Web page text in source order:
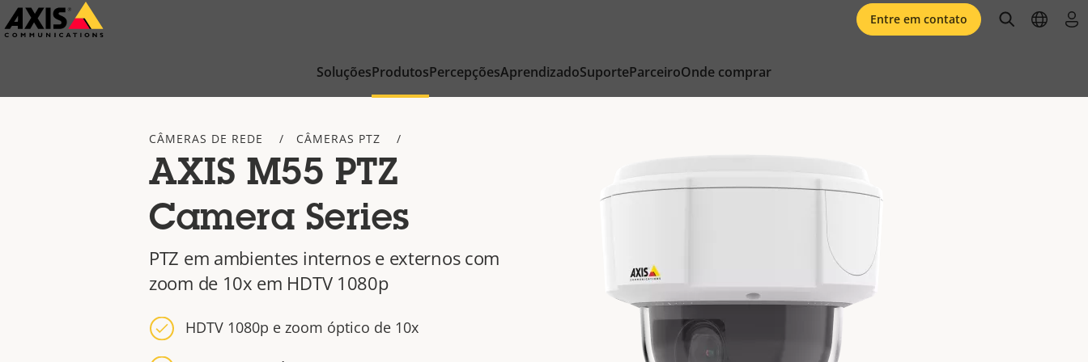
Pular
para
SoluçõesProdutosPercepçõesAprendizadoSuporteParceiroOnde comprar
Entre em contato openopen
CÂMERAS DE REDE CÂMERAS PTZ
AXIS M55 PTZ
Camera Series
PTZ em ambientes internos e externos com
zoom de 10x em HDTV 1080p
HDTV 1080p e zoom óptico de 10x